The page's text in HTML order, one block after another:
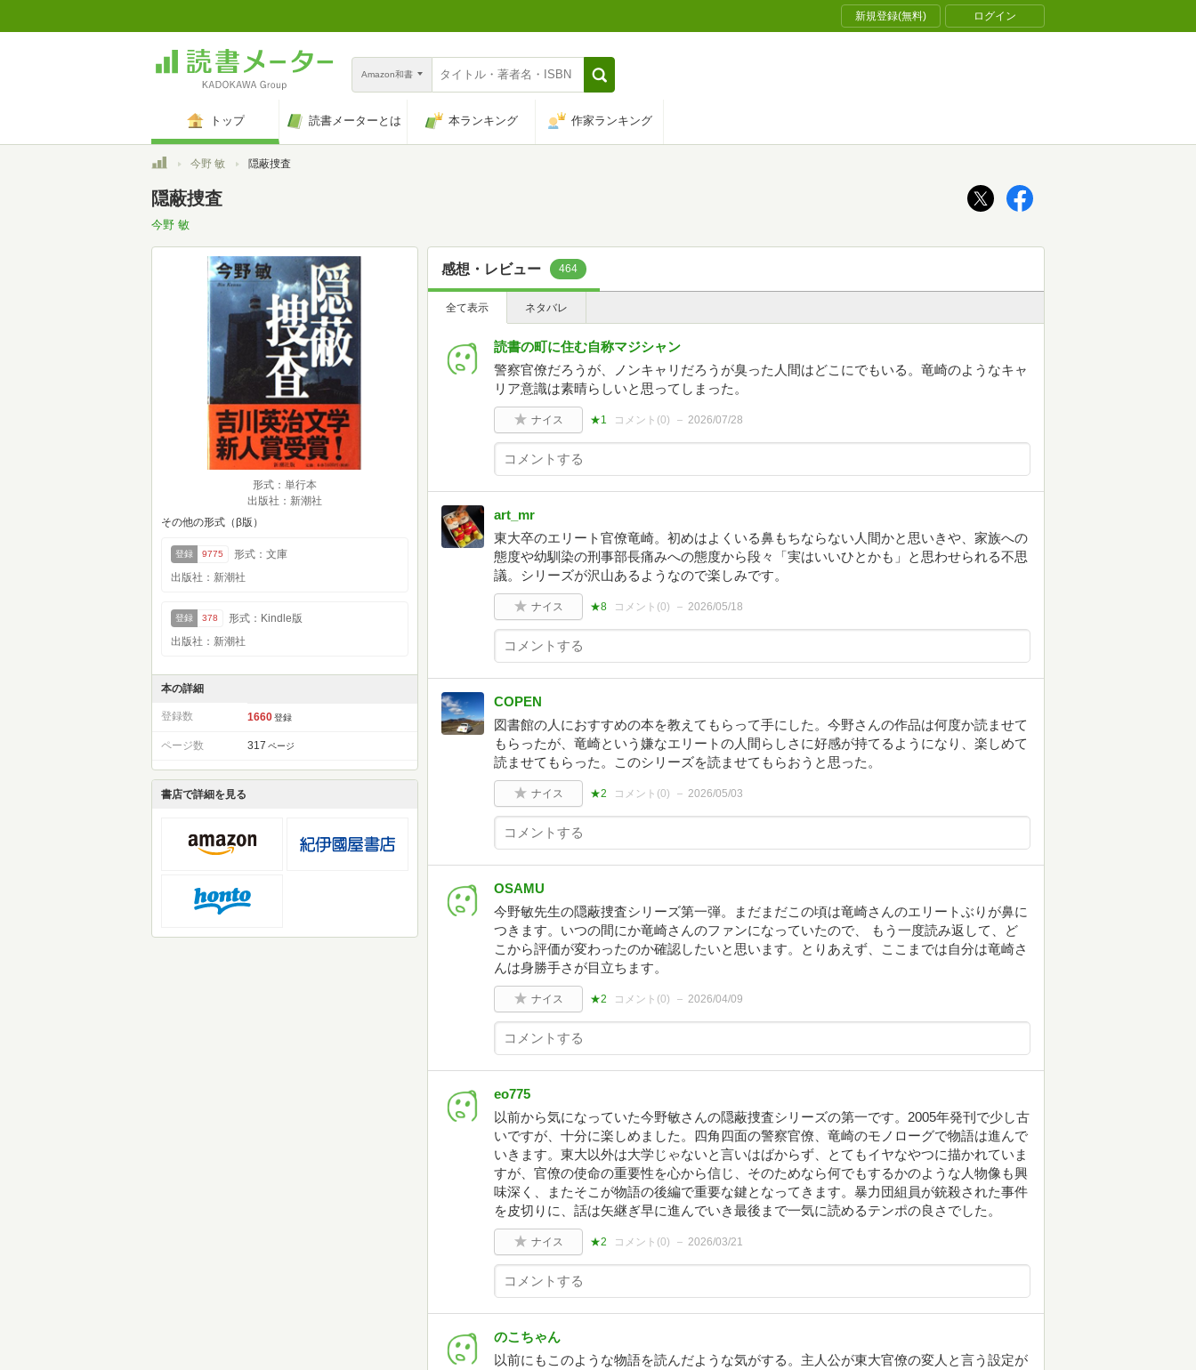
新規登録(無料) ログイン
Amazon和書
トップ 読書メーターとは 本ランキング 作家ランキング
トップ今野 敏 隠蔽捜査
隠蔽捜査
今野 敏
形式：単行本
出版社：新潮社
その他の形式（β版）
登録 9775
形式：文庫
出版社：新潮社
登録 378
形式：Kindle版
出版社：新潮社
本の詳細
登録数 1660 登録
ページ数 317 ページ
書店で詳細を見る
感想・レビュー 464
全て表示 ネタバレ
読書の町に住む自称マジシャン
警察官僚だろうが、ノンキャリだろうが臭った人間はどこにでもいる。竜崎のようなキャ
リア意識は素晴らしいと思ってしまった。
ナイス ★1 コメント(0) 2026/07/28
art_mr
東大卒のエリート官僚竜崎。初めはよくいる鼻もちならない人間かと思いきや、家族への
態度や幼馴染の刑事部長痛みへの態度から段々「実はいいひとかも」と思わせられる不思
議。シリーズが沢山あるようなので楽しみです。
ナイス ★8 コメント(0) 2026/05/18
COPEN
図書館の人におすすめの本を教えてもらって手にした。今野さんの作品は何度か読ませて
もらったが、竜崎という嫌なエリートの人間らしさに好感が持てるようになり、楽しめて
読ませてもらった。このシリーズを読ませてもらおうと思った。
ナイス ★2 コメント(0) 2026/05/03
OSAMU
今野敏先生の隠蔽捜査シリーズ第一弾。まだまだこの頃は竜崎さんのエリートぶりが鼻に
つきます。いつの間にか竜崎さんのファンになっていたので、 もう一度読み返して、ど
こから評価が変わったのか確認したいと思います。とりあえず、ここまでは自分は竜崎さ
んは身勝手さが目立ちます。
ナイス ★2 コメント(0) 2026/04/09
eo775
以前から気になっていた今野敏さんの隠蔽捜査シリーズの第一です。2005年発刊で少し古
いですが、十分に楽しめました。四角四面の警察官僚、竜崎のモノローグで物語は進んで
いきます。東大以外は大学じゃないと言いはばからず、とてもイヤなやつに描かれていま
すが、官僚の使命の重要性を心から信じ、そのためなら何でもするかのような人物像も興
味深く、またそこが物語の後編で重要な鍵となってきます。暴力団組員が銃殺された事件
を皮切りに、話は矢継ぎ早に進んでいき最後まで一気に読めるテンポの良さでした。
ナイス ★2 コメント(0) 2026/03/21
のこちゃん
以前にもこのような物語を読んだような気がする。主人公が東大官僚の変人と言う設定が